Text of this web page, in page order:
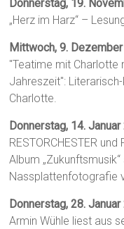
Donnerstag, 19.
„Herz im Harz“ –
Mittwoch, 9.
"Teatime mit Charlotte
Jahreszeit":
Charlotte.
Donnerstag, 14.
RESTORCHESTER
Album
Nassplattenfotografie
Donnerstag, 28.
Armin Wühle liest aus